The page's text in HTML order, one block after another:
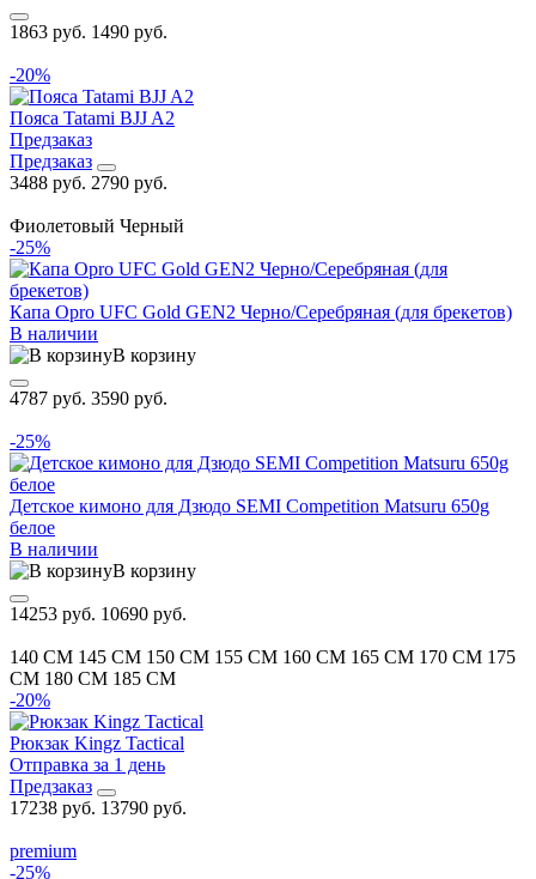
1863 руб. 1490 руб.
-20%
Пояса Tatami BJJ A2
Предзаказ
Предзаказ
3488 руб. 2790 руб.
Фиолетовый Черный
-25%
Капа Opro UFC Gold GEN2 Черно/Серебряная (для брекетов)
В наличии
В корзину
4787 руб. 3590 руб.
-25%
Детское кимоно для Дзюдо SEMI Competition Matsuru 650g
белое
В наличии
В корзину
14253 руб. 10690 руб.
140 CM 145 CM 150 CM 155 CM 160 CM 165 CM 170 CM 175
CM 180 CM 185 CM
-20%
Рюкзак Kingz Tactical
Отправка за 1 день
Предзаказ
17238 руб. 13790 руб.
premium
-25%